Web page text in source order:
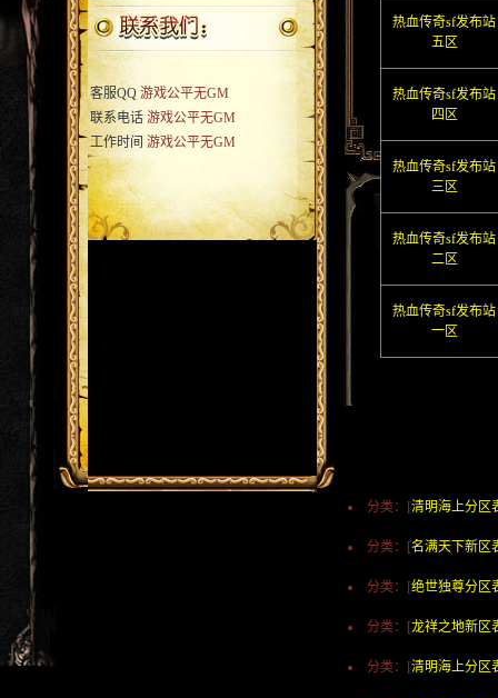
热血传奇sf发布站
五区
热血传奇sf发布站
四区
热血传奇sf发布站
三区
热血传奇sf发布站
二区
热血传奇sf发布站
一区
客服QQ 游戏公平无GM
联系电话 游戏公平无GM
工作时间 游戏公平无GM
分类：[清明海上分区
分类：[名满天下新区
分类：[绝世独尊分区
分类：[龙祥之地新区
分类：[清明海上分区